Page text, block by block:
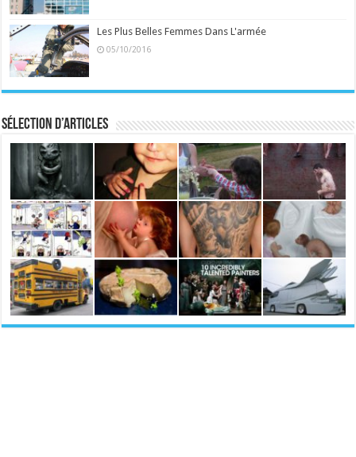
Les Plus Belles Femmes Dans L'armée
05/10/2016
Sélection d’articles